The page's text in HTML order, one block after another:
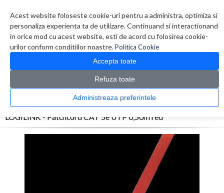
Acest website foloseste cookie-uri pentru a administra, optimiza si
personaliza experienta ta de utilizare. Continuand si interactionand
in orice mod cu acest website, esti de acord cu folosirea cookie-
urilor conform conditiilor noastre.Politica Cookie
Accepta toate
Refuza toate
Administreaza preferintele
0 produs(e)
CATALOG PRODUSE
> Cabluri > LOGILINK - Patchcord CAT 5e UTP 0,50m red
LOGILINK - Patchcord CAT 5e UTP 0,50m red